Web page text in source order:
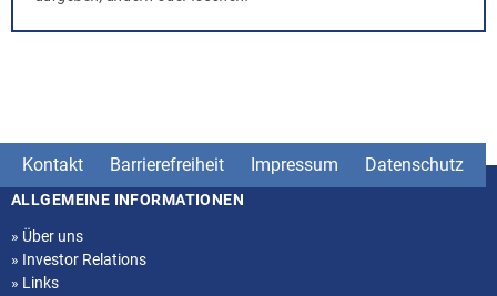
Kontakt Barrierefreiheit Impressum Datenschutz
Seitenstruktur
ALLGEMEINE INFORMATIONEN
» Über uns
» Investor Relations
» Links